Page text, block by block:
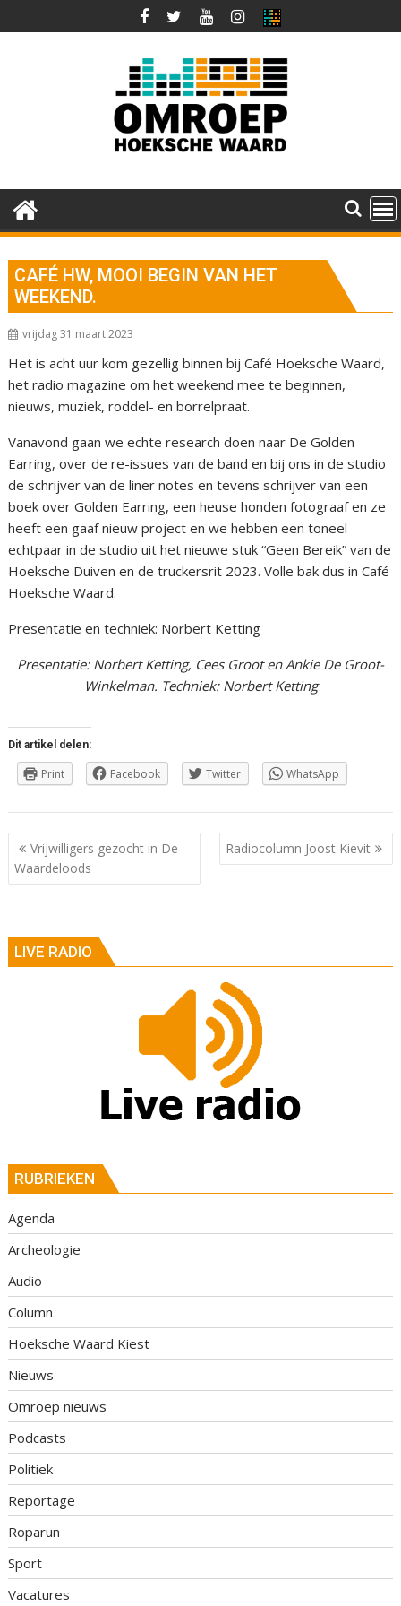
naar
CAFÉ HW, MOOI BEGIN VAN HET
WEEKEND.
vrijdag 31 maart 2023
Het is acht uur kom gezellig binnen bij Café Hoeksche Waard,
het radio magazine om het weekend mee te beginnen,
nieuws, muziek, roddel- en borrelpraat.
Vanavond gaan we echte research doen naar De Golden
Earring, over de re-issues van de band en bij ons in de studio
de schrijver van de liner notes en tevens schrijver van een
boek over Golden Earring, een heuse honden fotograaf en ze
heeft een gaaf nieuw project en we hebben een toneel
echtpaar in de studio uit het nieuwe stuk “Geen Bereik” van de
Hoeksche Duiven en de truckersrit 2023. Volle bak dus in Café
Hoeksche Waard.
Presentatie en techniek: Norbert Ketting
Presentatie: Norbert Ketting, Cees Groot en Ankie De Groot-
Winkelman. Techniek: Norbert Ketting
Dit artikel delen:
Print Facebook Twitter WhatsApp
Berichtnavigatie
Vrijwilligers gezocht in De
Waardeloods
Radiocolumn Joost Kievit
LIVE RADIO
RUBRIEKEN
Agenda
Archeologie
Audio
Column
Hoeksche Waard Kiest
Nieuws
Omroep nieuws
Podcasts
Politiek
Reportage
Roparun
Sport
Vacatures